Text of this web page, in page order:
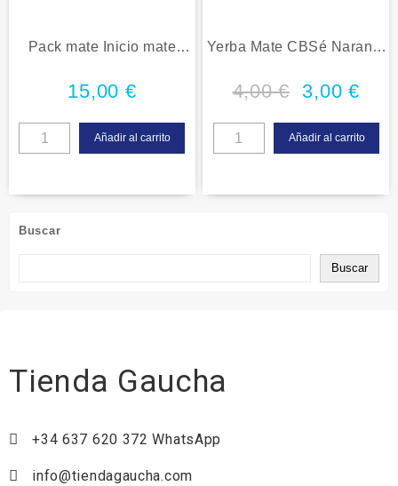
Buscar
Buscar
Pack mate Inicio mate
15,00 €
Añadir al carrito
Yerba Mate CBSé Naranja
4,00€ 3,00 €
Añadir al carrito
Tienda Gaucha
+34 637 620 372 WhatsApp
info@tiendagaucha.com